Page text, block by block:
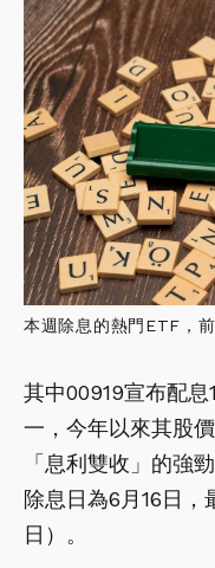
本週除息的熱門ETF，
其中00919宣布配
一，今年以來其股
「息利雙收」的強
除息日為6月16日，
日）。